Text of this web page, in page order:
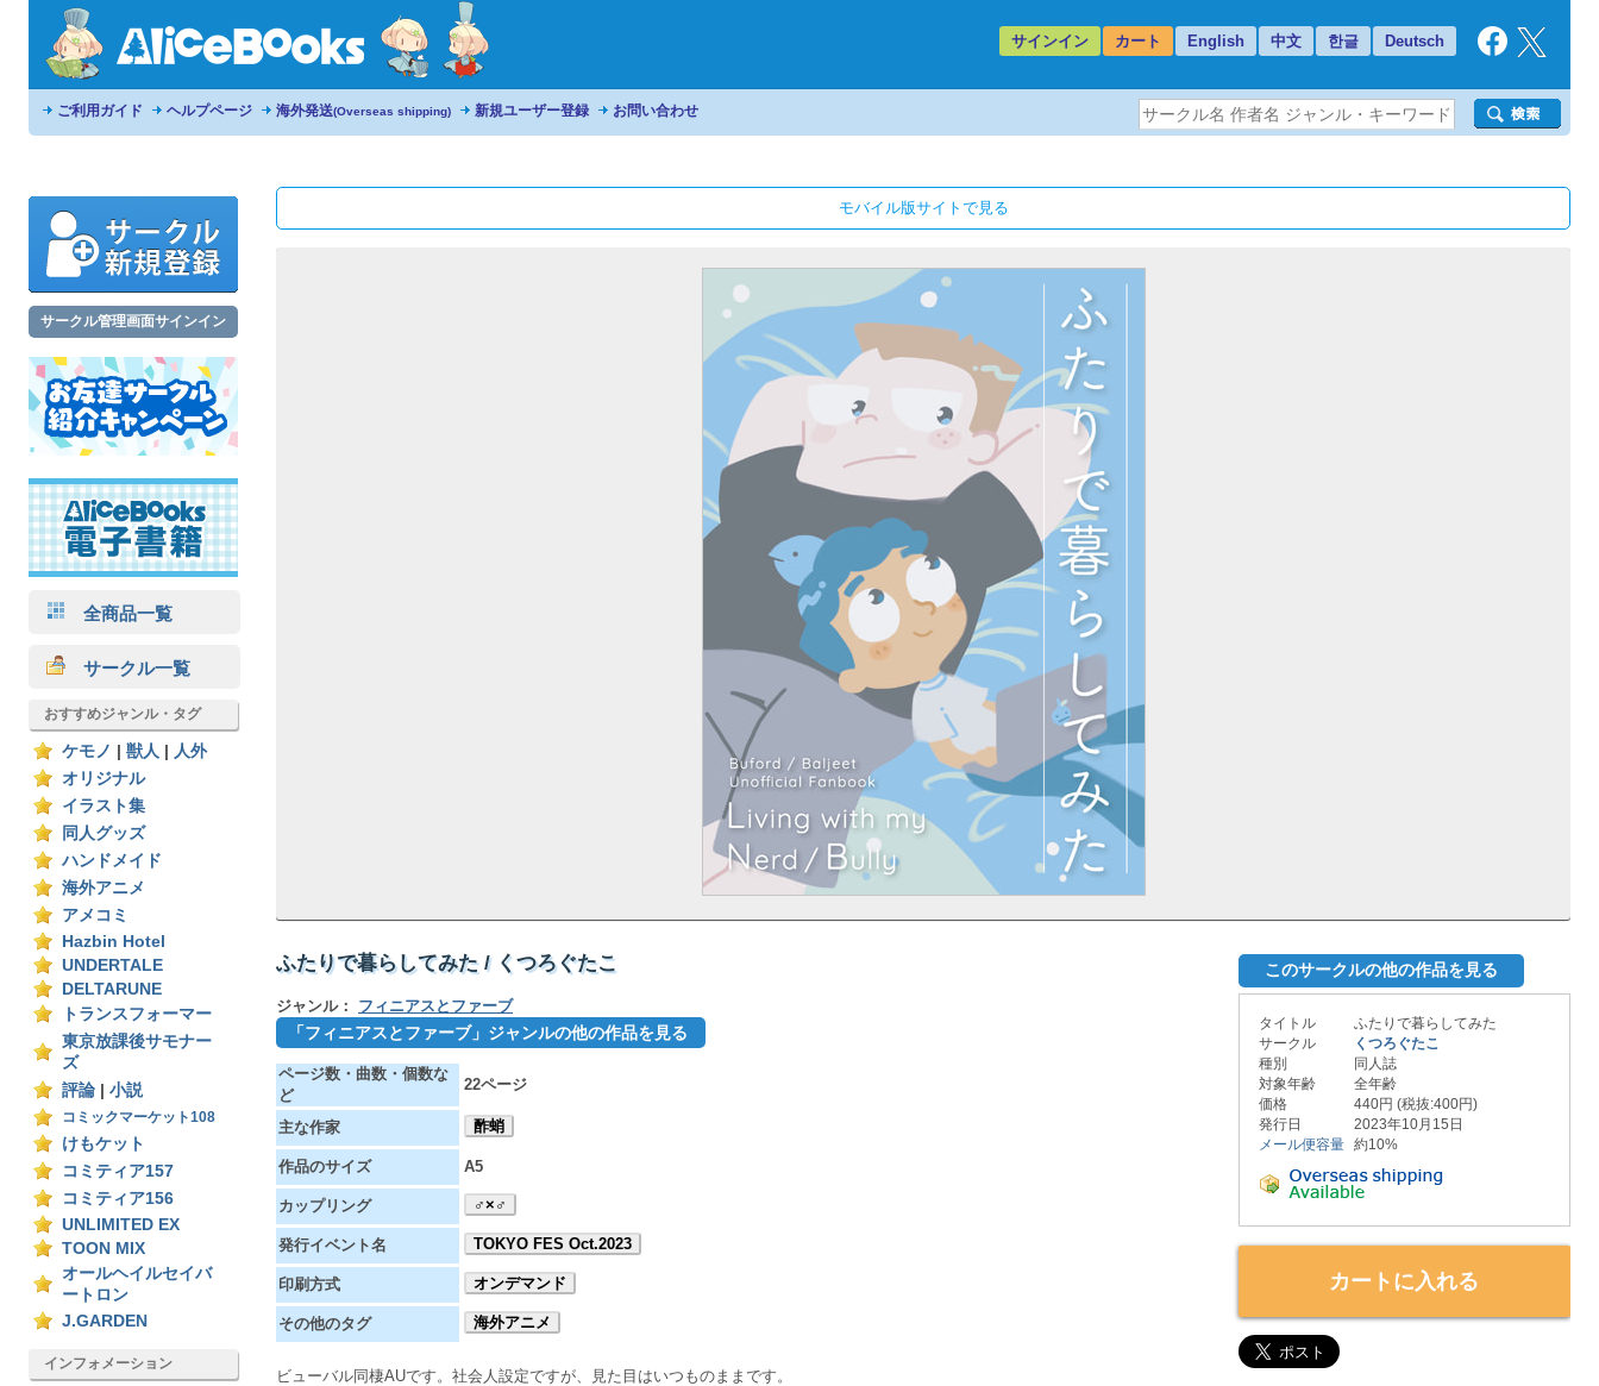
サインイン カート English 中文 한글 Deutsch
ご利用ガイド ヘルプページ 海外発送(Overseas shipping) 新規ユーザー登録 お問い合わせ
サークル管理画面サインイン
全商品一覧
サークル一覧
おすすめジャンル・タグ
ケモノ 獣人
人外
オリジナル
イラスト集
同人グッズ
ハンドメイド
海外アニメ
アメコミ
Hazbin Hotel
UNDERTALE
DELTARUNE
トランスフォーマー
東京放課後サモナー
ズ
評論
小説
コミックマーケット108
けもケット
コミティア157
コミティア156
UNLIMITED EX
TOON MIX
オールヘイルセイバ
ートロン
J.GARDEN
インフォメーション
モバイル版サイトで見る
ふたりで暮らしてみた / くつろぐたこ
ジャンル： フィニアスとファーブ
「フィニアスとファーブ」ジャンルの他の作品を見る
ページ数・曲数・個数な
ど
22ページ
主な作家 酢蛸
作品のサイズ A5
カップリング ♂×♂
発行イベント名 TOKYO FES Oct.2023
印刷方式 オンデマンド
その他のタグ 海外アニメ
ビューバル同棲AUです。社会人設定ですが、見た目はいつものままです。
このサークルの他の作品を見る
タイトル
ふたりで暮らしてみた
サークル
くつろぐたこ
種別
同人誌
対象年齢
全年齢
価格
440円 (税抜:400円)
発行日
2023年10月15日
メール便容量 約10%
カートに入れる